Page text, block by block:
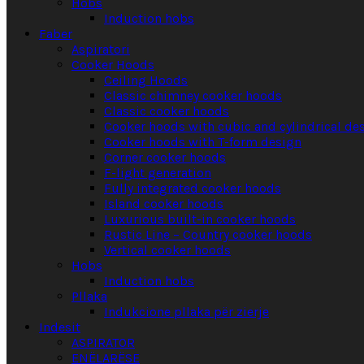
Hobs
Induction hobs
Faber
Aspiratori
Cooker Hoods
Ceiling Hoods
Classic chimney cooker hoods
Classic cooker hoods
Cooker hoods with cubic and cylindrical
Cooker hoods with T-form design
Corner cooker hoods
F-light generation
Fully integrated cooker hoods
Island cooker hoods
Luxurious built-in cooker hoods
Rustic Line – Country cooker hoods
Vertical cooker hoods
Hobs
Induction hobs
Pllaka
Indukcione pllaka për zierje
Indesit
ASPIRATOR
ENËLARËSE